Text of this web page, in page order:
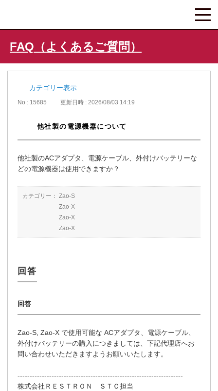
FAQ（よくあるご質問）
カテゴリー表示
No : 15685 更新日時 : 2026/08/03 14:19
他社製の電源機器について
他社製のACアダプタ、電源ケーブル、外付けバッテリーな
どの電源機器は使用できますか？
カテゴリー： Zao-S
Zao-X
Zao-X
Zao-X
Zao-S, Zao-X で使用可能な ACアダプタ、電源ケーブル、
外付けバッテリーの購入につきましては、下記代理店へお
問い合わせいただきますようお願いいたします。
--------------------------------------------------------------------
株式会社ＲＥＳＴＲＯＮ ＳＴＣ担当